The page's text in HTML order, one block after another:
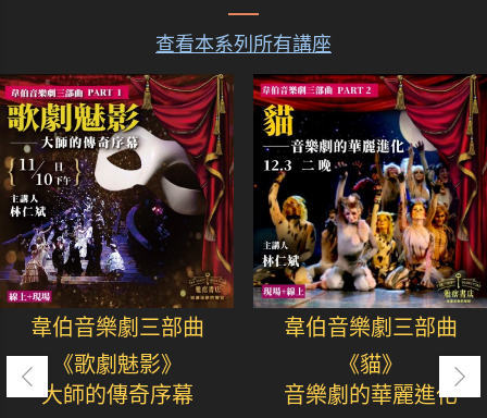
查看本系列所有講座
韋伯音樂劇三部曲
《歌劇魅影》
大師的傳奇序幕
韋伯音樂劇三部曲
《貓》
音樂劇的華麗進化